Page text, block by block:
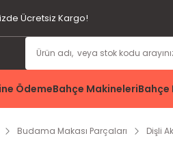
Ücretsiz Kargo!
ÖdemeBahçe MakineleriBahçe
Budama Makası Parçaları Dişli